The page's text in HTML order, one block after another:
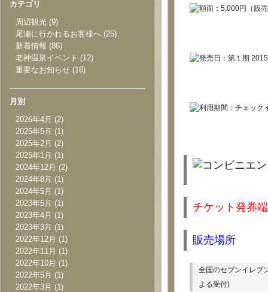
チケット発券
販売場所
全国のセブンイレブ
よる受付)
カテゴリ
周辺観光 (9)
尾瀬に行かれるお客様へ (25)
新着情報 (86)
老神温泉イベント (12)
重要なお知らせ (18)
月別
2026年4月 (2)
2025年5月 (1)
2025年2月 (2)
2025年1月 (1)
2024年12月 (2)
2024年8月 (1)
2024年5月 (1)
2023年5月 (1)
2023年4月 (1)
2023年3月 (1)
2022年12月 (1)
2022年11月 (1)
2022年10月 (1)
2022年5月 (1)
2022年3月 (1)